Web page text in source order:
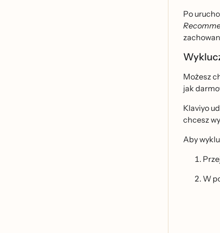
Po
Możesz
jak
Klaviyo
chcesz
Aby
W